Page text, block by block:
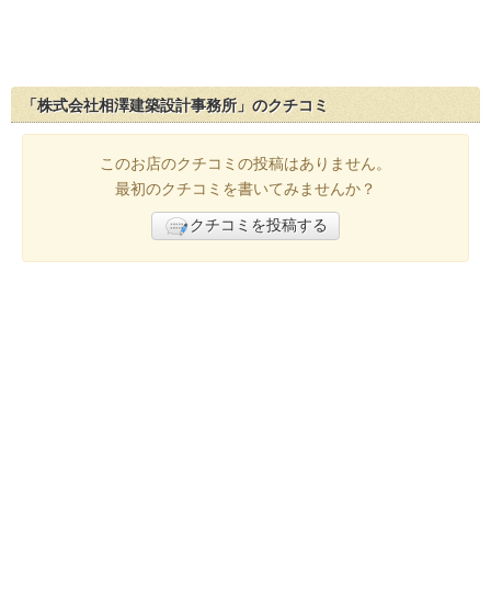
「株式会社相澤建築設計事務所」のクチコミ
このお店のクチコミの投稿はありません。
最初のクチコミを書いてみませんか？
クチコミを投稿する